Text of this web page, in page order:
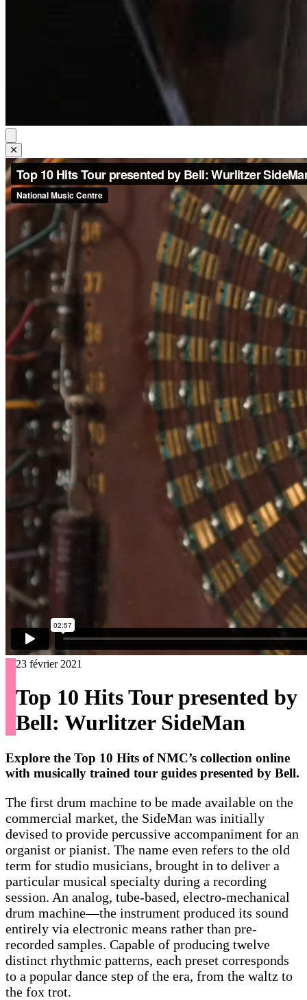
23 février 2021
Top 10 Hits Tour presented by
Bell: Wurlitzer SideMan
Explore the Top 10 Hits of NMC’s collection online
with musically trained tour guides presented by Bell.
The first drum machine to be made available on the
commercial market, the SideMan was initially
devised to provide percussive accompaniment for an
organist or pianist. The name even refers to the old
term for studio musicians, brought in to deliver a
particular musical specialty during a recording
session. An analog, tube-based, electro-mechanical
drum machine—the instrument produced its sound
entirely via electronic means rather than pre-
recorded samples. Capable of producing twelve
distinct rhythmic patterns, each preset corresponds
to a popular dance step of the era, from the waltz to
the fox trot.